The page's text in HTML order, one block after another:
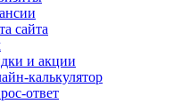
сайта
и акции
калькулятор
ответ